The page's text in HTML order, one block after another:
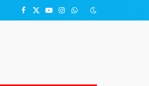
Facebook
X
YouTubeInstagram
WhatsApp